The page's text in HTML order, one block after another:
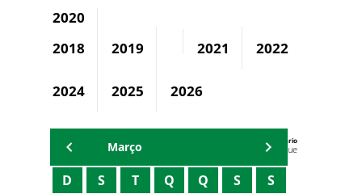
2020
2018
2019 2021 2022
2024 2025 2026
Agenda do Secretário
Zezinho Albuquerque
Março
D S T Q Q S S